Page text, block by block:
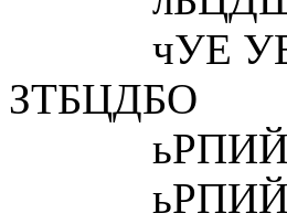
чУЕ
ЗТБЦДБО
ьРПИЙ
ьРПИЙ